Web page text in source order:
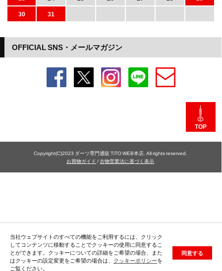
当社ウェブサイトのすべての機能をご利用するには、クリック
してコンテンツに移動することでクッキーの使用に同意するこ
とができます。クッキーについての詳細をご希望の場合、また
はクッキーの設定変更をご希望の場合は、 クッキーポリシーを
ご覧ください。
同意する
OFFICIAL SNS・メールマガジン
30
31
TOP
Copyright(C)2023 ダーツ専門通販 TiTO WEB本店. All rights reserved.
お買物ガイド /古物営業法に基づく表示